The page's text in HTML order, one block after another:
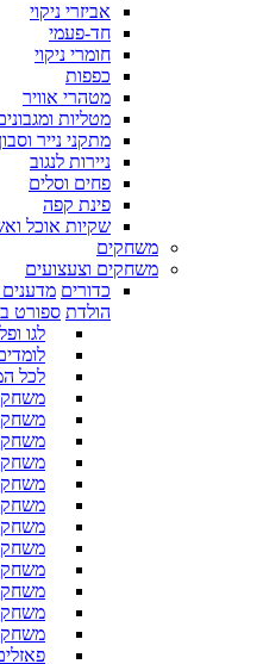
אביזרי ניקוי
חד-פעמי
חומרי ניקוי
כפפות
מטהרי אוויר
מטליות
מתקני נייר
ניירות לנגוב
פחים וסלים
פינת קפה
שקיות אוכל
משחקים
משחקים וצעצועים
כדורים
הולדת ספורט
לגו
לכל